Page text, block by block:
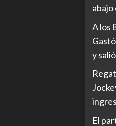
abajo
A los
y
El